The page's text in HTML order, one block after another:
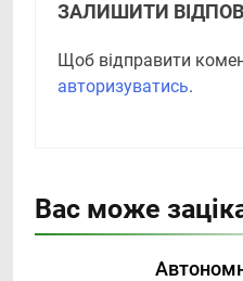
ЗАЛИШИТИ
Щоб відправити
авторизуватись.
Вас може